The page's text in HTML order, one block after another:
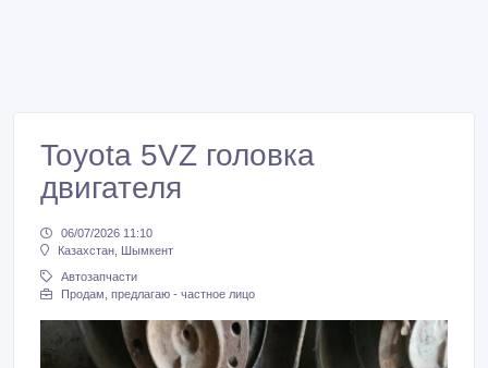
Toyota 5VZ головка
двигателя
06/07/2026 11:10
Казахстан, Шымкент
Автозапчасти
Продам, предлагаю - частное лицо